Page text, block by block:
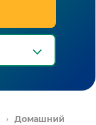
›
Домашний